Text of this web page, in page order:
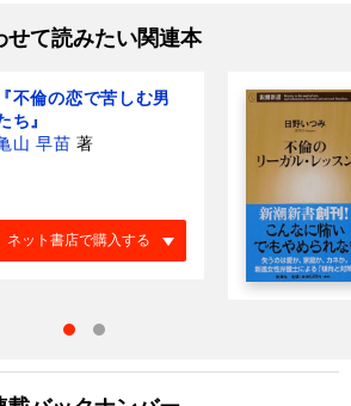
せて読みたい関連本
『不倫の恋で苦しむ男
ち』
山 早苗 著
ネット書店で購入する